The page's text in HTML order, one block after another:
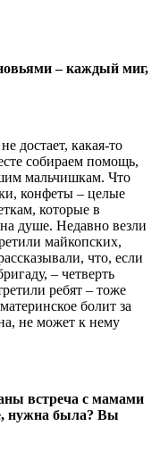
– каждый миг,
достает, какая-то
собираем помощь,
мальчишкам. Что
конфеты – целые
которые в
душе. Недавно везли
майкопских,
что, если
– четверть
ребят – тоже
болит за
не может к нему
встреча с мамами
нужна была? Вы